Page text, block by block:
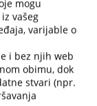
Suda nalazi
tu aplikaciju
mogu
vašeg
varijable o
i bez njih web
obimu, dok
stvari (npr.